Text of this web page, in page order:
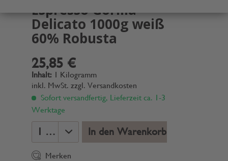
Espresso Gorilla
Delicato 1000g weiß
60% Robusta
25,85 €
Inhalt: 1 Kilogramm
inkl. MwSt. zzgl. Versandkosten
Sofort versandfertig, Lieferzeit ca. 1-3
Werktage
In den Warenkorb
Merken